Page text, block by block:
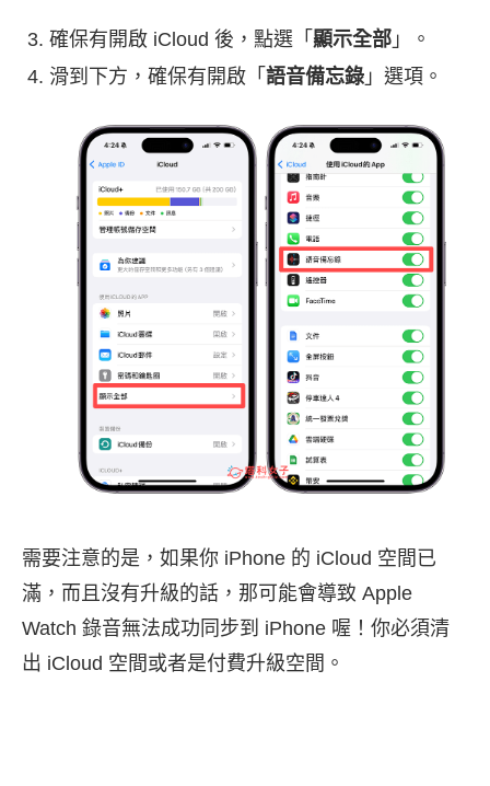
確保有開啟 iCloud 後，點選「 顯示全部 」。
滑到下方，確保有開啟「 語音備忘錄 」選項。
需要注意的是，如果你 iPhone 的 iCloud 空間已
滿，而且沒有升級的話，那可能會導致 Apple
Watch 錄音無法成功同步到 iPhone 喔！你必須清
出 iCloud 空間或者是付費升級空間。